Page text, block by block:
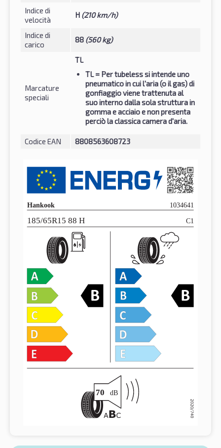
Indice di
velocità
H (210 km/h)
Indice di
carico
88 (560 kg)
Marcature
speciali
TL
TL = Per tubeless si intende uno
pneumatico in cui l'aria (o il gas) di
gonfiaggio viene trattenuta al
suo interno dalla sola struttura in
gomma e acciaio e non presenta
perciò la classica camera d'aria.
Codice EAN 8808563608723